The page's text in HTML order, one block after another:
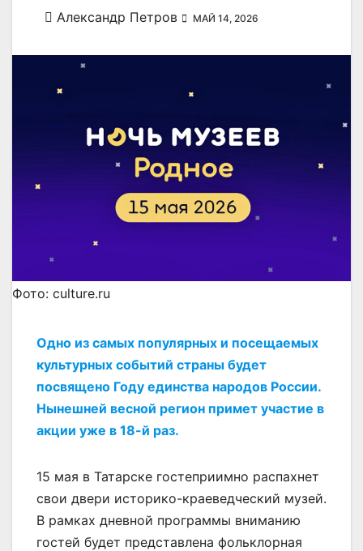
Александр Петров МАЙ 14, 2026
Фото: culture.ru
Одно из самых популярных и посещаемых
культурных событий страны будет
посвящено Году единства народов России.
Нынешней весной регион примет участие в
акции уже в 18-й раз.
15 мая в Татарске гостеприимно распахнет
свои двери историко-краеведческий музей.
В рамках дневной программы вниманию
гостей будет представлена фольклорная